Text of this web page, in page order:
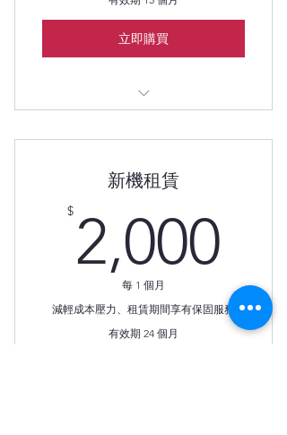
立即購買
暢。
新機租賃
$ 2,000
每 1 個月
減輕成本壓力、租賃期間享有保固服務
有效期 24 個月